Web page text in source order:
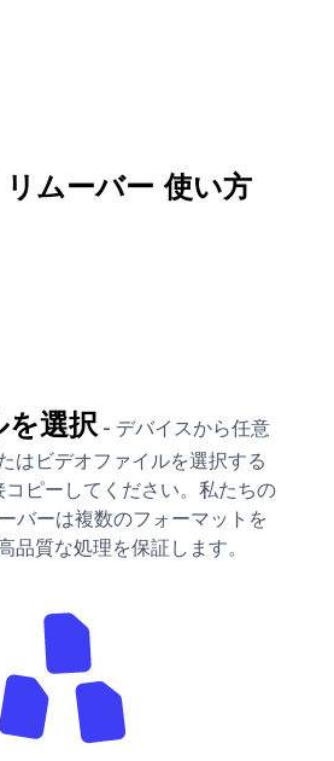
ムーバー 使い方
を選択- デバイスから任意
はビデオファイルを選択する
ピーしてください。私たちの
バーは複数のフォーマットを
品質な処理を保証します。